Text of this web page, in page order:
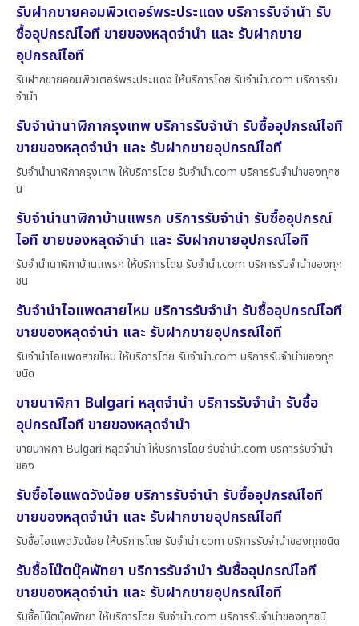
รับฝากขายคอมพิวเตอร์พระประแดง บริการรับจำนำ รับ
ซื้ออุปกรณ์ไอที ขายของหลุดจำนำ และ รับฝากขาย
อุปกรณ์ไอที
รับฝากขายคอมพิวเตอร์พระประแดง ให้บริการโดย รับจํานํา.com บริการรับ
จำนำ
รับจำนำนาฬิกากรุงเทพ บริการรับจำนำ รับซื้ออุปกรณ์ไอที
ขายของหลุดจำนำ และ รับฝากขายอุปกรณ์ไอที
รับจำนำนาฬิกากรุงเทพ ให้บริการโดย รับจํานํา.com บริการรับจำนำของทุกช
นิ
รับจำนำนาฬิกาบ้านแพรก บริการรับจำนำ รับซื้ออุปกรณ์
ไอที ขายของหลุดจำนำ และ รับฝากขายอุปกรณ์ไอที
รับจำนำนาฬิกาบ้านแพรก ให้บริการโดย รับจํานํา.com บริการรับจำนำของทุก
ชน
รับจำนำไอแพดสายไหม บริการรับจำนำ รับซื้ออุปกรณ์ไอที
ขายของหลุดจำนำ และ รับฝากขายอุปกรณ์ไอที
รับจำนำไอแพดสายไหม ให้บริการโดย รับจํานํา.com บริการรับจำนำของทุก
ชนิด
ขายนาฬิกา Bulgari หลุดจำนำ บริการรับจำนำ รับซื้อ
อุปกรณ์ไอที ขายของหลุดจำนำ
ขายนาฬิกา Bulgari หลุดจำนำ ให้บริการโดย รับจํานํา.com บริการรับจำนำ
ของ
รับซื้อไอแพดวังน้อย บริการรับจำนำ รับซื้ออุปกรณ์ไอที
ขายของหลุดจำนำ และ รับฝากขายอุปกรณ์ไอที
รับซื้อไอแพดวังน้อย ให้บริการโดย รับจํานํา.com บริการรับจำนำของทุกชนิด
รับซื้อโน๊ตบุ๊คพัทยา บริการรับจำนำ รับซื้ออุปกรณ์ไอที
ขายของหลุดจำนำ และ รับฝากขายอุปกรณ์ไอที
รับซื้อโน๊ตบุ๊คพัทยา ให้บริการโดย รับจํานํา.com บริการรับจำนำของทุกชนิ